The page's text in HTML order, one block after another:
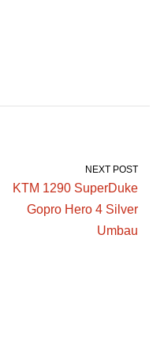
NEXT POST
KTM 1290 SuperDuke
Gopro Hero 4 Silver
Umbau